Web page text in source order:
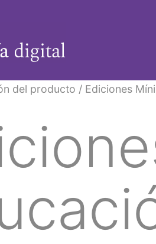
del producto / Ediciones